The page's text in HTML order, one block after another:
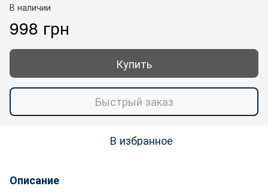
В наличии
998 грн
Купить
Быстрый заказ
В избранное
Описание